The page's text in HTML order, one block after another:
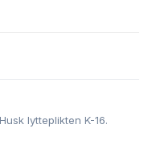
lytteplikten K-16.